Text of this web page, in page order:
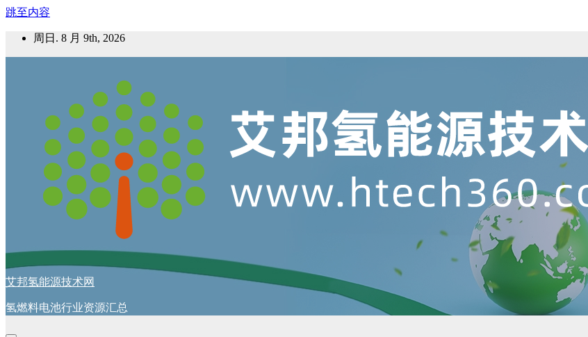
跳至内容
周日. 8 月 9th, 2026
艾邦氢能源技术网
氢燃料电池行业资源汇总